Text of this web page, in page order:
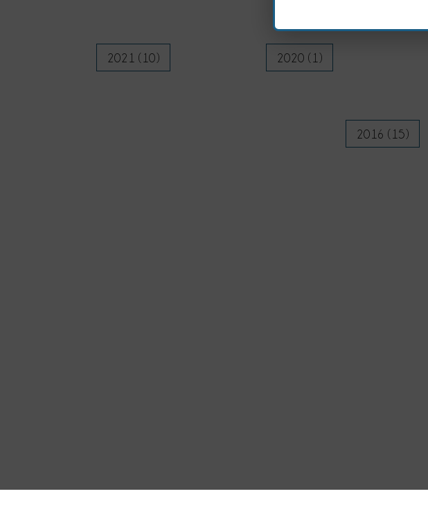
2021 (10) 2020 (1)
2016 (15)